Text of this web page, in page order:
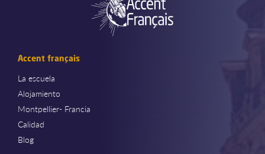
Accent français
La escuela
Alojamiento
Montpellier- Francia
Calidad
Blog